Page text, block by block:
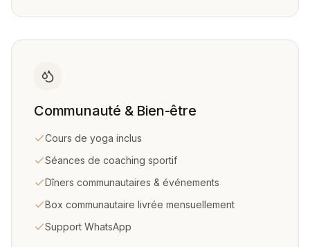
Communauté & Bien-être
Cours de yoga inclus
Séances de coaching sportif
Dîners communautaires & événements
Box communautaire livrée mensuellement
Support WhatsApp